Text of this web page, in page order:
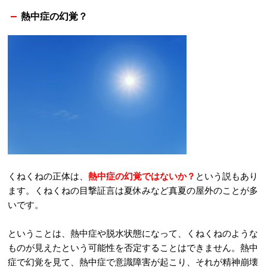
熱中症の幻覚？
くねくねの正体は、 熱中症の幻覚ではないか？ という説もあり
ます。くねくねの目撃証言は夏休みなど真夏の屋外のことが多
いです。
ということは、熱中症や脱水状態になって、くねくねのような
ものが見えたという可能性を否定することはできません。熱中
症で幻覚を見て、熱中症で意識障害が起こり、それが精神崩壊